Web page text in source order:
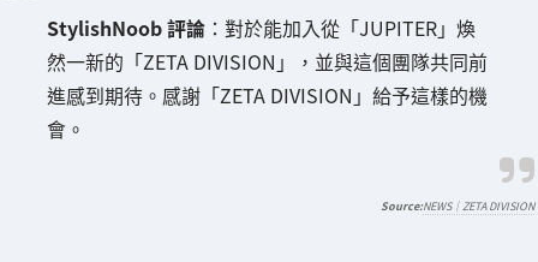
StylishNoob 評論 ：對於能加入從「JUPITER」煥
然一新的「ZETA DIVISION」，並與這個團隊共同前
進感到期待。感謝「ZETA DIVISION」給予這樣的機
會。
NEWS｜ZETA DIVISION